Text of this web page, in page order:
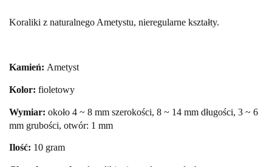
Koraliki z naturalnego Ametystu, nieregularne kształty.
Kamień: Ametyst
Kolor: fioletowy
Wymiar: około 4 ~ 8 mm szerokości, 8 ~ 14 mm długości, 3 ~ 6
mm grubości, otwór: 1 mm
Ilość: 10 gram